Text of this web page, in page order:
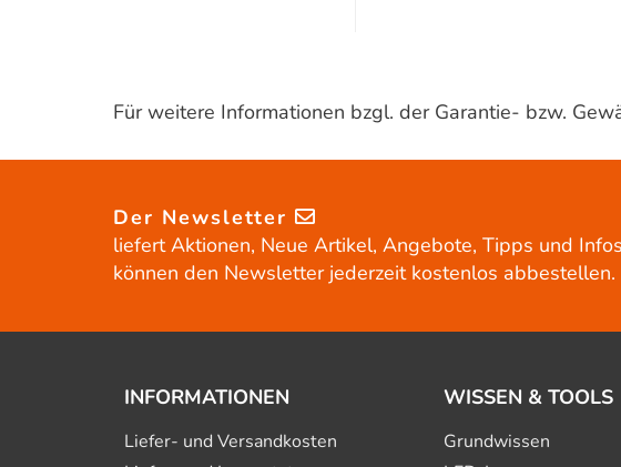
Für weitere Informationen bzgl. der Garantie- bzw.
Der Newsletter
liefert Aktionen, Neue Artikel, Angebote, Tipps und
können den Newsletter jederzeit kostenlos abbestellen.
INFORMATIONEN
Liefer- und Versandkosten
WISSEN & TOOLS
Grundwissen